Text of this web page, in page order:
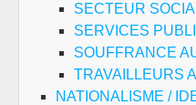
SECTEUR
SERVICES
SOUFFRANCE
TRAVAILLEURS
NATIONALISME /